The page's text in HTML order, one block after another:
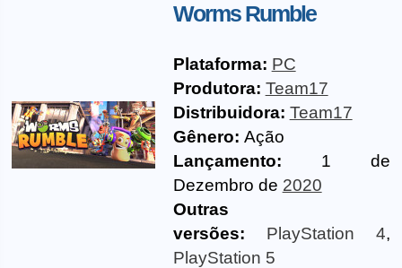
Worms Rumble
Plataforma: PC
Produtora: Team17
Distribuidora: Team17
Gênero: Ação
Lançamento: 1 de
Dezembro de 2020
Outras
versões:
PlayStation 4,
PlayStation 5